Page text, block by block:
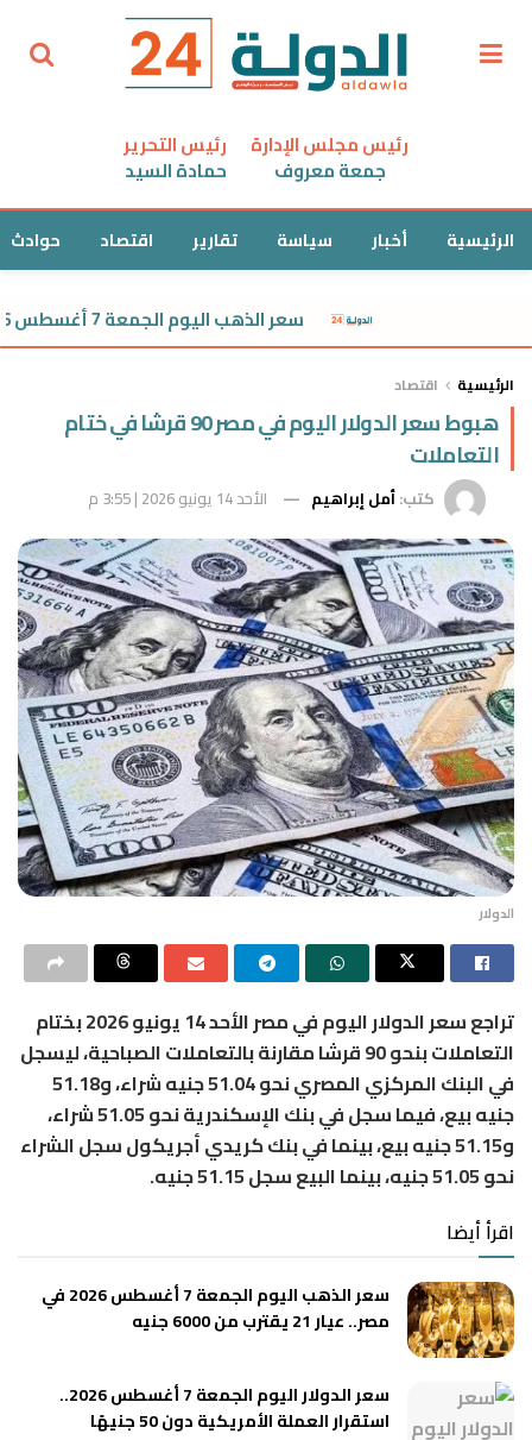
رئيس مجلس الإدارة
جمعة معروف
رئيس التحرير
حمادة السيد
الرئيسية أخبار سياسة تقارير اقتصاد حوادث
سعر الذهب اليوم الجمعة 7 أغسطس 2026 في مصر.. عيار 21 يقترب من 6000 جنيه
الرئيسية اقتصاد
هبوط سعر الدولار اليوم في مصر 90 قرشا في ختام
التعاملات
كتب:أمل إبراهيم الأحد 14 يونيو 2026 | 3:55 م
الدولار
تراجع سعر الدولار اليوم في مصر الأحد 14 يونيو 2026 بختام
التعاملات بنحو 90 قرشا مقارنة بالتعاملات الصباحية، ليسجل
في البنك المركزي المصري نحو 51.04 جنيه شراء، و51.18
جنيه بيع، فيما سجل في بنك الإسكندرية نحو 51.05 شراء،
و51.15 جنيه بيع، بينما في بنك كريدي أجريكول سجل الشراء
نحو 51.05 جنيه، بينما البيع سجل 51.15 جنيه.
اقرأ أيضا
سعر الذهب اليوم الجمعة 7 أغسطس 2026 في
مصر.. عيار 21 يقترب من 6000 جنيه
سعر الدولار اليوم الجمعة 7 أغسطس 2026..
استقرار العملة الأمريكية دون 50 جنيهًا